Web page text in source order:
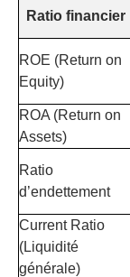
Ratio financier
ROE (Return on
Equity)
ROA (Return on
Assets)
Ratio
d’endettement
Current Ratio
(Liquidité
générale)